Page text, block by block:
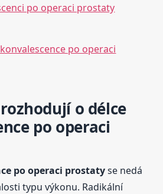
po operaci prostaty
po operaci
o délce
po operaci
po operaci prostatyse nedá
typu výkonu. Radikální